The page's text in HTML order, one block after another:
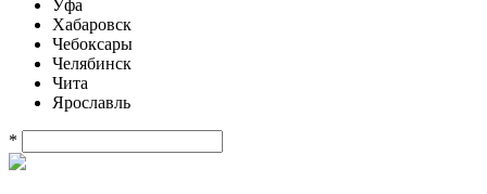
Уфа
Хабаровск
Чебоксары
Челябинск
Чита
Ярославль
*